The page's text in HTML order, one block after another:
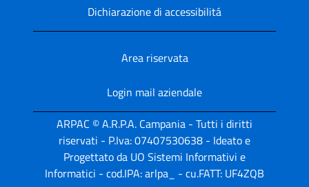
Dichiarazione di accessibilitá
Area riservata
Login mail aziendale
ARPAC © A.R.P.A. Campania - Tutti i diritti
riservati - P.Iva: 07407530638 - Ideato e
Progettato da UO Sistemi Informativi e
Informatici - cod.IPA: arlpa_ - cu.FATT: UF4ZQB